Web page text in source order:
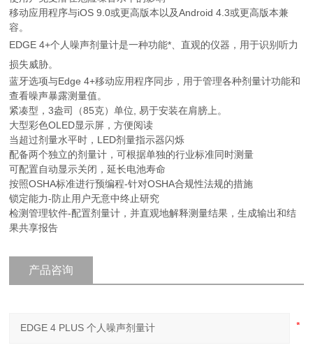
移动应用程序与iOS 9.0或更高版本以及Android 4.3或更高版本兼
容。
EDGE 4+个人噪声剂量计是一种功能*、直观的仪器，用于识别听力
损失威胁。
蓝牙选项与Edge 4+移动应用程序同步，用于管理各种剂量计功能和
查看噪声暴露测量值。
紧凑型，3盎司（85克）单位, 易于安装在肩膀上。
大型彩色OLED显示屏，方便阅读
当超过剂量水平时，LED剂量指示器闪烁
配备两个独立的剂量计，可根据单独的行业标准同时测量
可配置自动显示关闭，延长电池寿命
按照OSHA标准进行预编程-针对OSHA合规性法规的措施
锁定能力-防止用户无意中终止研究
检测管理软件-配置剂量计，并直观地解释测量结果，生成输出和结
果共享报告
产品咨询